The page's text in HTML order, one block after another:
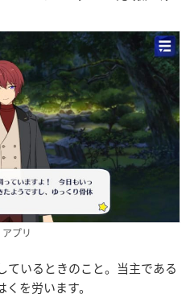
プリ
ているときのこと。当主である
を労います。